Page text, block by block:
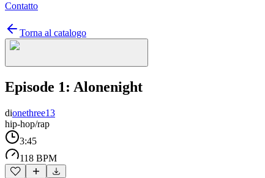
Contatto
Torna al catalogo
Episode 1: Alonenight
dionethree13
hip-hop/rap
3:45
118 BPM